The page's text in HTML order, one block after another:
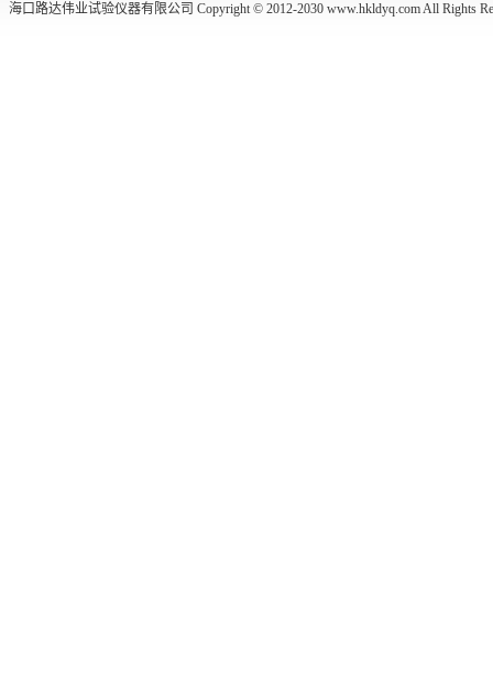
海口路达伟业试验仪器有限公司 Copyright © 2012-2030 www.hkldyq.comAll Rights